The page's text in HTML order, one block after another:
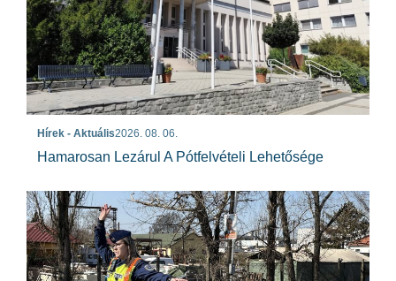
Hírek - Aktuális2026. 08. 06.
Hamarosan Lezárul A Pótfelvételi Lehetősége